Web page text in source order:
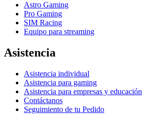
Astro Gaming
Pro Gaming
SIM Racing
Equipo para streaming
Asistencia
Asistencia individual
Asistencia para gaming
Asistencia para empresas y educación
Contáctanos
Seguimiento de tu Pedido